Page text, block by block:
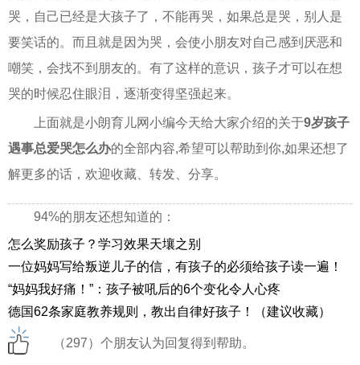
哭，自己已经是大孩子了，不能再哭，如果总是哭，别人是
要笑话的。而且就是因为哭，会使小朋友对自己感到厌恶和
嘲笑，会找不到朋友的。有了这样的意识，孩子才可以在想
哭的时候忍住眼泪，逐渐变得坚强起来。
上面就是小朗育儿网小编今天给大家介绍的关于9岁孩子
遇事总爱哭怎么办的全部内容,希望可以帮助到你,如果还想了
解更多的话，欢迎收藏、转发、分享。
94%的朋友还想知道的：
怎么奖励孩子？学习效果天壤之别
一位妈妈写给叛逆儿子的信，有孩子的必须给孩子读一遍！
“妈妈我好痛！”：孩子被吼后的6个变化令人心疼
德国62条家庭教养规则，教出自律好孩子！（建议收藏）
（297）个朋友认为回复得到帮助。